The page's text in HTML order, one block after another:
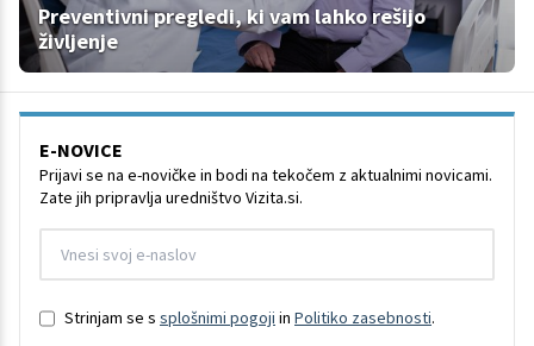
Preventivni pregledi, ki vam lahko rešijo
življenje
E-NOVICE
Prijavi se na e-novičke in bodi na tekočem z aktualnimi novicami.
Zate jih pripravlja uredništvo Vizita.si.
Strinjam se s splošnimi pogoji in Politiko zasebnosti.